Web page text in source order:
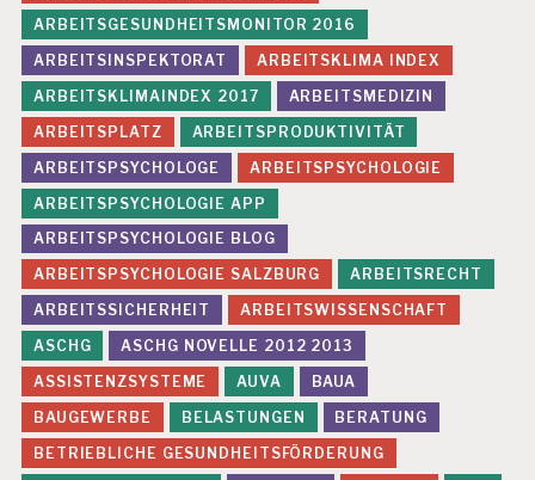
ARBEITSGESUNDHEITSMONITOR 2016
ARBEITSINSPEKTORAT
ARBEITSKLIMA INDEX
ARBEITSKLIMAINDEX 2017
ARBEITSMEDIZIN
ARBEITSPLATZ
ARBEITSPRODUKTIVITÄT
ARBEITSPSYCHOLOGE
ARBEITSPSYCHOLOGIE
ARBEITSPSYCHOLOGIE APP
ARBEITSPSYCHOLOGIE BLOG
ARBEITSPSYCHOLOGIE SALZBURG
ARBEITSRECHT
ARBEITSSICHERHEIT
ARBEITSWISSENSCHAFT
ASCHG
ASCHG NOVELLE 2012 2013
ASSISTENZSYSTEME
AUVA
BAUA
BAUGEWERBE
BELASTUNGEN
BERATUNG
BETRIEBLICHE GESUNDHEITSFÖRDERUNG